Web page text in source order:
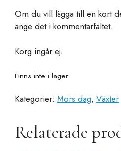
Om du vill lägga till en kort
ange det i kommentarfältet.
Korg ingår ej.
Finns inte i lager
Kategorier: Mors dag, Växter
Relaterade